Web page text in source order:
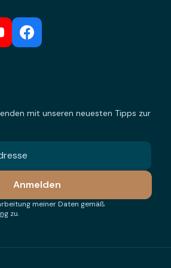
mit unseren neuesten Tipps zur
Anmelden
meiner Daten gemäß
zu.